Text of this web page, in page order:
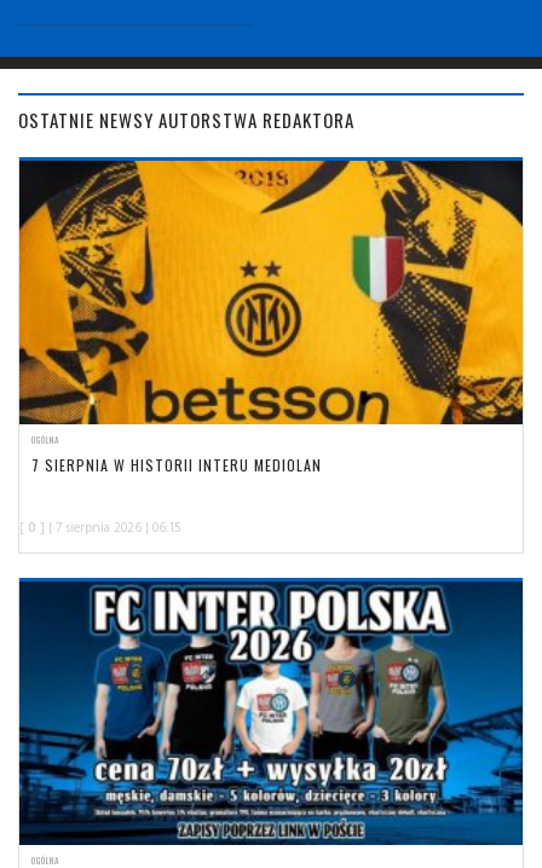
OSTATNIE NEWSY AUTORSTWA REDAKTORA
OGÓLNA
7 SIERPNIA W HISTORII INTERU MEDIOLAN
[ 0 ] | 7 sierpnia 2026 | 06:15
OGÓLNA